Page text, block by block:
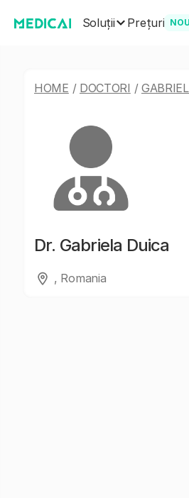
Soluții Prețuri NOU
HOME / DOCTORI /
Dr. Gabriela Duica
, Romania